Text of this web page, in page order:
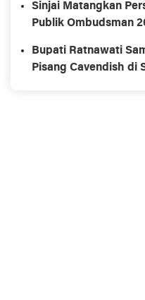
Sinjai Matangkan
Publik Ombudsman
Bupati Ratnawati
Pisang Cavendish di